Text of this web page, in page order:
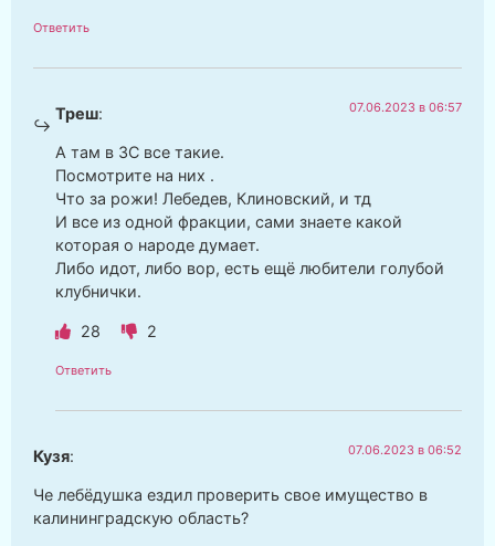
Ответить
Треш: 07.06.2023 в 06:57
А там в ЗС все такие.
Посмотрите на них .
Что за рожи! Лебедев, Клиновский, и тд
И все из одной фракции, сами знаете какой
которая о народе думает.
Либо идот, либо вор, есть ещё любители голубой
клубнички.
28 2
Ответить
Кузя: 07.06.2023 в 06:52
Че лебёдушка ездил проверить свое имущество в
калининградскую область?